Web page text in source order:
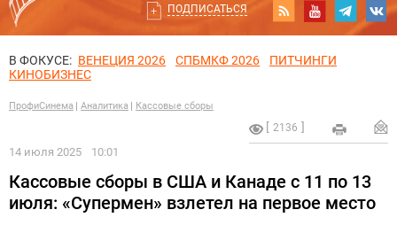
ПОДПИСАТЬСЯ
В ФОКУСЕ: ВЕНЕЦИЯ 2026 СПБМКФ 2026
ПИТЧИНГИ
КИНОБИЗНЕС
ПрофиСинема Аналитика Кассовые сборы
2136
14 июля 2025 10:01
Кассовые сборы в США и Канаде с 11 по 13
июля: «Супермен» взлетел на первое место